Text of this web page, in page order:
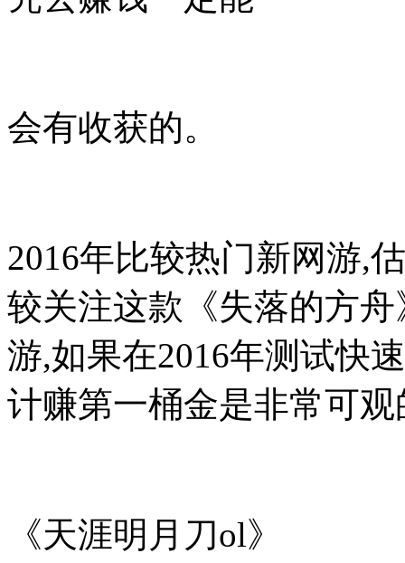
会有收获的。
2016年比较热门新网游,
较关注这款《失落的方
游,如果在2016年测试快
计赚第一桶金是非常可观
《天涯明月刀ol》